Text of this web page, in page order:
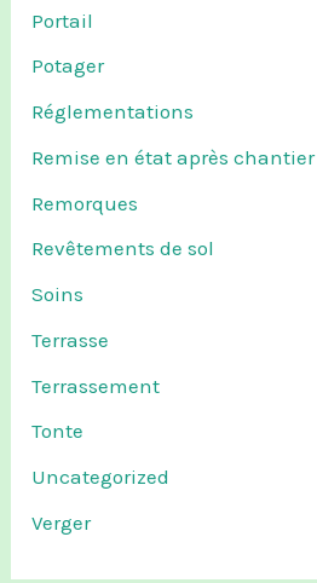
Portail
Potager
Réglementations
Remise en état après chantier
Remorques
Revêtements de sol
Soins
Terrasse
Terrassement
Tonte
Uncategorized
Verger